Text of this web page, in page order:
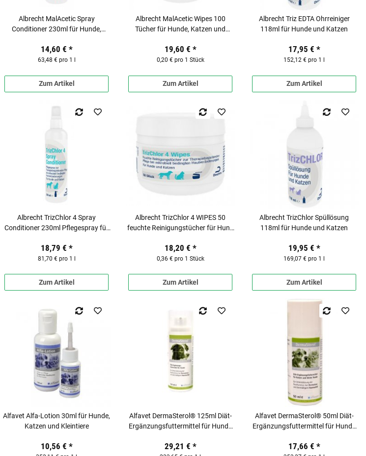
Albrecht MalAcetic Spray
Conditioner 230ml für Hunde,
14,60 € *
63,48 € pro 1 l
Zum Artikel
Albrecht MalAcetic Wipes 100
Tücher für Hunde, Katzen und
19,60 € *
0,20 € pro 1 Stück
Zum Artikel
Albrecht Triz EDTA Ohrreiniger
118ml für Hunde und Katzen
17,95 € *
152,12 € pro 1 l
Zum Artikel
Albrecht TrizChlor 4 Spray
Conditioner 230ml Pflegespray für
18,79 € *
81,70 € pro 1 l
Zum Artikel
Albrecht TrizChlor 4 WIPES 50
feuchte Reinigungstücher für Hund
18,20 € *
0,36 € pro 1 Stück
Zum Artikel
Albrecht TrizChlor Spüllösung
118ml für Hunde und Katzen
19,95 € *
169,07 € pro 1 l
Zum Artikel
Alfavet Alfa-Lotion 30ml für Hunde,
Katzen und Kleintiere
10,56 € *
Alfavet DermaSterol® 125ml Diät-
Ergänzungsfuttermittel für Hunde
29,21 € *
Alfavet DermaSterol® 50ml Diät-
Ergänzungsfuttermittel für Hunde
17,66 € *